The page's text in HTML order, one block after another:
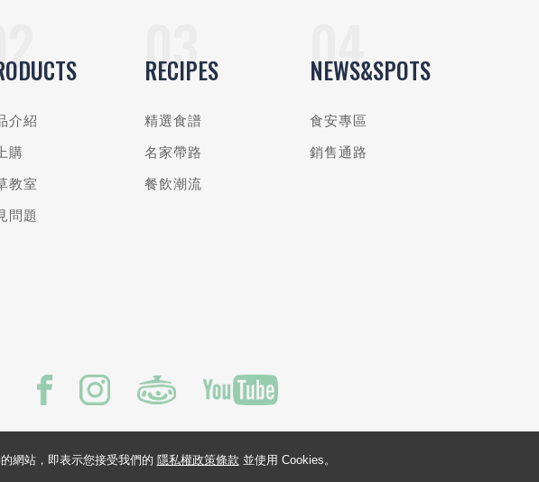
介紹
購
教室
問題
RECIPES
精選食譜
名家帶路
餐飲潮流
NEWS&SPOTS
食安專區
銷售通路
網站，即表示您接受我們的 隱私權政策條款 並使用 Cookies。